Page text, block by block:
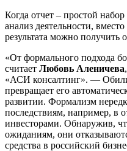
Когда отчет – простой
анализ деятельности,
результата можно получить
«От формального подхода
считает Любовь Аленичева
«АСИ консалтинг». —
превращает его
развитии. Формализм
последствиям, например, в
инвесторами. Обнаружив,
ожиданиям, они
средства в российский